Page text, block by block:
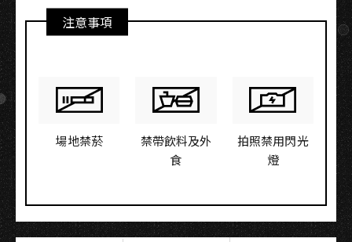
注意事項
場地禁菸
禁帶飲料及外
食
拍照禁用閃光
燈